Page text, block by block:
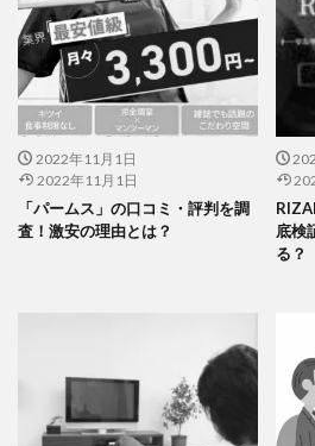
2022年11月1日
2022年11月1日
「パームス」の口コミ・評判を調
査！激安の理由とは？
底検
る？